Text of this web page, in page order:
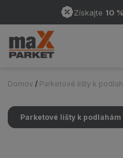
Získajte 10
Domov / Parketové lišty k
Parketové lišty k podlahám